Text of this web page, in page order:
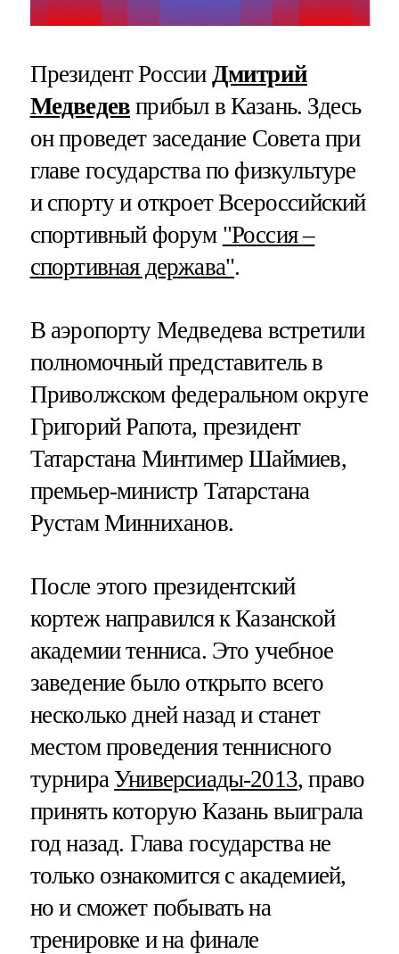
Президент России Дмитрий
Медведев прибыл в Казань. Здесь
он проведет заседание Совета при
главе государства по физкультуре
и спорту и откроет Всероссийский
спортивный форум "Россия –
спортивная держава".
В аэропорту Медведева встретили
полномочный представитель в
Приволжском федеральном округе
Григорий Рапота, президент
Татарстана Минтимер Шаймиев,
премьер-министр Татарстана
Рустам Минниханов.
После этого президентский
кортеж направился к Казанской
академии тенниса. Это учебное
заведение было открыто всего
несколько дней назад и станет
местом проведения теннисного
турнираУниверсиады-2013, право
принять которую Казань выиграла
год назад. Глава государства не
только ознакомится с академией,
но и сможет побывать на
тренировке и на финале